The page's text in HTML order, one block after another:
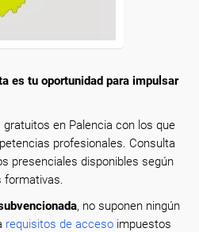
es tu oportunidad para impulsar
en Palencia con los que
profesionales. Consulta
presenciales disponibles según
formativas.
, no suponen ningún
requisitos de acceso impuestos